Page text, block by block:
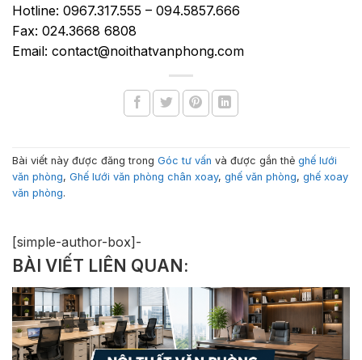
Hotline: 0967.317.555 – 094.5857.666
Fax: 024.3668 6808
Email: contact@noithatvanphong.com
Bài viết này được đăng trong Góc tư vấn và được gắn thẻ ghế lưới
văn phòng, Ghế lưới văn phòng chân xoay, ghế văn phòng, ghế xoay
văn phòng.
[simple-author-box]-
BÀI VIẾT LIÊN QUAN: